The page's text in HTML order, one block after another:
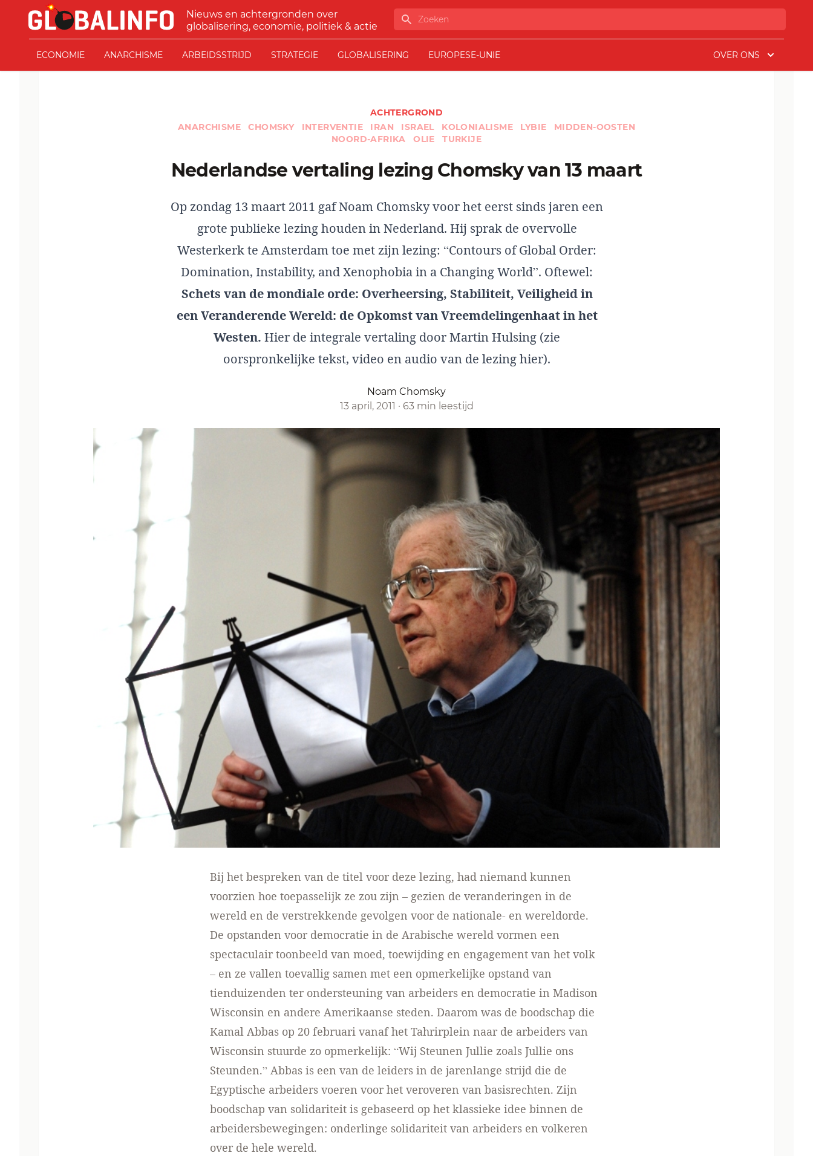
Ga naar de inhoud
GLOBALINFO
Nieuws en achtergronden over
globalisering, economie, politiek & actie
Zoeken
ECONOMIE ANARCHISME ARBEIDSSTRIJD STRATEGIE GLOBALISERING EUROPESE-UNIE OVER ONS
ACHTERGROND
ANARCHISME
CHOMSKY INTERVENTIE IRAN ISRAEL KOLONIALISME LYBIE
MIDDEN-OOSTEN
NOORD-AFRIKA
OLIE TURKIJE
Nederlandse vertaling lezing Chomsky van 13 maart
Op zondag 13 maart 2011 gaf Noam Chomsky voor het eerst sinds jaren een
grote publieke lezing houden in Nederland. Hij sprak de overvolle
Westerkerk te Amsterdam toe met zijn lezing: “Contours of Global Order:
Domination, Instability, and Xenophobia in a Changing World”. Oftewel:
Schets van de mondiale orde: Overheersing, Stabiliteit, Veiligheid in
een Veranderende Wereld: de Opkomst van Vreemdelingenhaat in het
Westen. Hier de integrale vertaling door Martin Hulsing (zie
oorspronkelijke tekst, video en audio van de lezing hier).
Noam Chomsky
13 april, 2011 · 63 min leestijd
Bij het bespreken van de titel voor deze lezing, had niemand kunnen
voorzien hoe toepasselijk ze zou zijn – gezien de veranderingen in de
wereld en de verstrekkende gevolgen voor de nationale- en wereldorde.
De opstanden voor democratie in de Arabische wereld vormen een
spectaculair toonbeeld van moed, toewijding en engagement van het volk
– en ze vallen toevallig samen met een opmerkelijke opstand van
tienduizenden ter ondersteuning van arbeiders en democratie in Madison
Wisconsin en andere Amerikaanse steden. Daarom was de boodschap die
Kamal Abbas op 20 februari vanaf het Tahrirplein naar de arbeiders van
Wisconsin stuurde zo opmerkelijk: “Wij Steunen Jullie zoals Jullie ons
Steunden.” Abbas is een van de leiders in de jarenlange strijd die de
Egyptische arbeiders voeren voor het veroveren van basisrechten. Zijn
boodschap van solidariteit is gebaseerd op het klassieke idee binnen de
arbeidersbewegingen: onderlinge solidariteit van arbeiders en volkeren
over de hele wereld.